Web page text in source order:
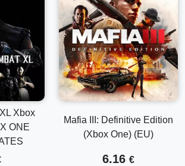
Xbox
ONE
Mafia III: Definitive Edition
(Xbox One) (EU)
6.16 €